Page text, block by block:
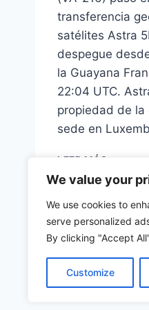
We value your
We use cookies to
serve personalized
By clicking "Accept
Customize
transferencia
satélites Astra
despegue
la Guayana
22:04 UTC.
propiedad de la
sede en
LEER MÁS
Y
NUEVOS
EN
ÓRBITA